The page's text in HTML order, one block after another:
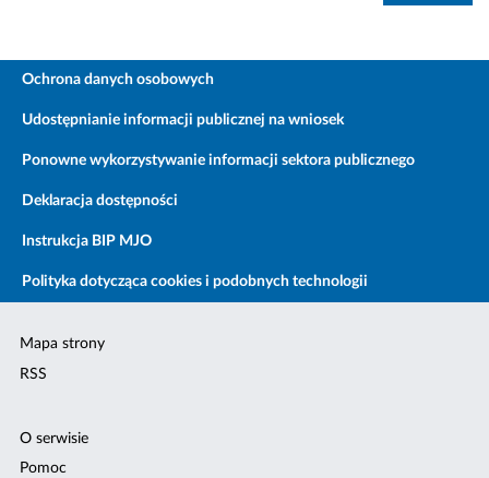
Ochrona danych osobowych
Udostępnianie informacji publicznej na wniosek
Ponowne wykorzystywanie informacji sektora publicznego
Deklaracja dostępności
Instrukcja BIP MJO
Polityka dotycząca cookies i podobnych technologii
Mapa strony
RSS
O serwisie
Pomoc